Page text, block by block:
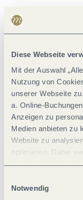
Diese Webseite
Mit der Auswahl
Nutzung von
unserer Webseite
a. Online-
Anzeigen zu
Medien anbieten zu
Website zu
optimieren. Dabei
der Europäischen
jederzeit widerrufen
Notwendig
Wetter
Do
Fr
Sa